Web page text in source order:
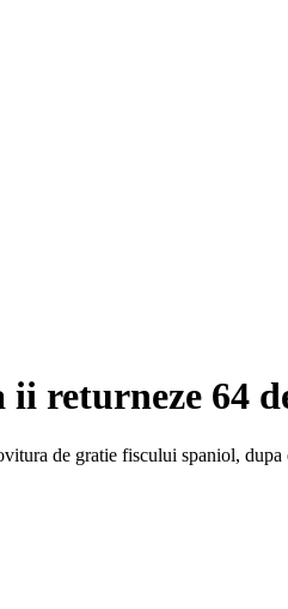
returneze 64
de gratie fiscului spaniol, dupa